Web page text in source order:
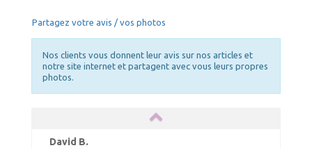
Partagez votre avis / vos photos
Nos clients vous donnent leur avis sur nos articles et
notre site internet et partagent avec vous leurs propres
photos.
David B.